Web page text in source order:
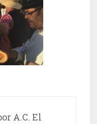
A.C. El